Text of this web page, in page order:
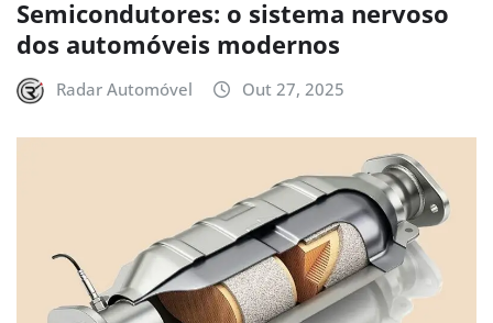
Semicondutores: o sistema nervoso
dos automóveis modernos
Radar Automóvel Out 27, 2025